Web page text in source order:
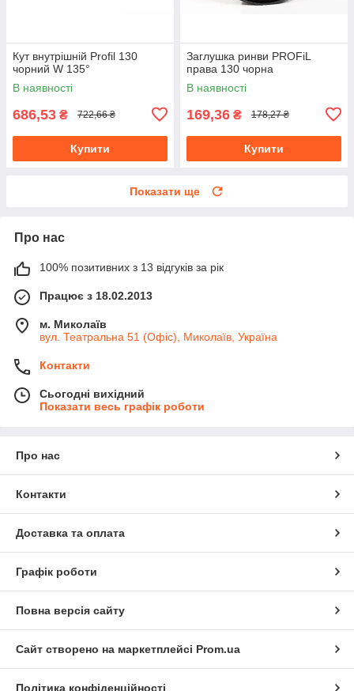
Кут внутрішній Profil 130
чорний W 135°
В наявності
686,53 ₴ 722,66 ₴
Купити
Заглушка ринви PROFiL
права 130 чорна
В наявності
169,36 ₴ 178,27 ₴
Купити
Показати ще
Про нас
100% позитивних з 13 відгуків за рік
Працює з 18.02.2013
м. Миколаїв
вул. Театральна 51 (Офіс), Миколаїв, Україна
Контакти
Сьогодні вихідний
Показати весь графік роботи
Про нас
Контакти
Доставка та оплата
Графік роботи
Повна версія сайту
Сайт створено на маркетплейсі Prom.ua
Політика конфіденційності